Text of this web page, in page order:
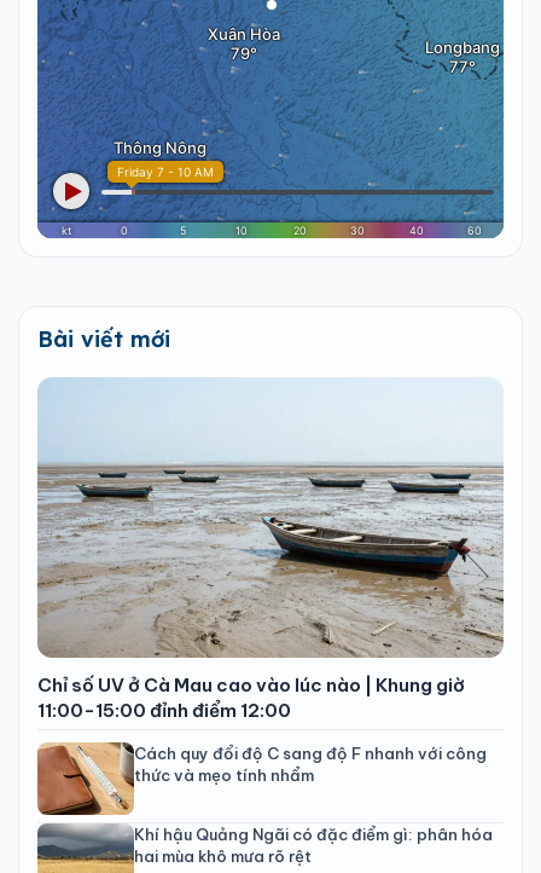
Bài viết mới
Chỉ số UV ở Cà Mau cao vào lúc nào | Khung giờ
11:00-15:00 đỉnh điểm 12:00
Cách quy đổi độ C sang độ F nhanh với công
thức và mẹo tính nhẩm
Khí hậu Quảng Ngãi có đặc điểm gì: phân hóa
hai mùa khô mưa rõ rệt